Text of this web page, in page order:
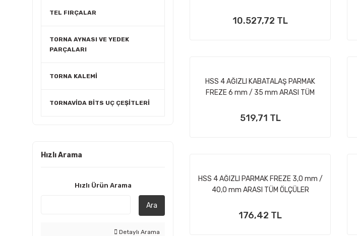
TEL FIRÇALAR
TORNA AYNASI VE YEDEK
PARÇALARI
TORNA KALEMİ
TORNAVİDA BİTS UÇ ÇEŞİTLERİ
Hızlı Arama
Hızlı Ürün Arama
Ara
Detaylı Arama
10.527,72 TL
HSS 4 AĞIZLI KABATALAŞ PARMAK
FREZE 6 mm / 35 mm ARASI TÜM
519,71 TL
HSS 4 AĞIZLI PARMAK FREZE 3,0 mm /
40,0 mm ARASI TÜM ÖLÇÜLER
176,42 TL